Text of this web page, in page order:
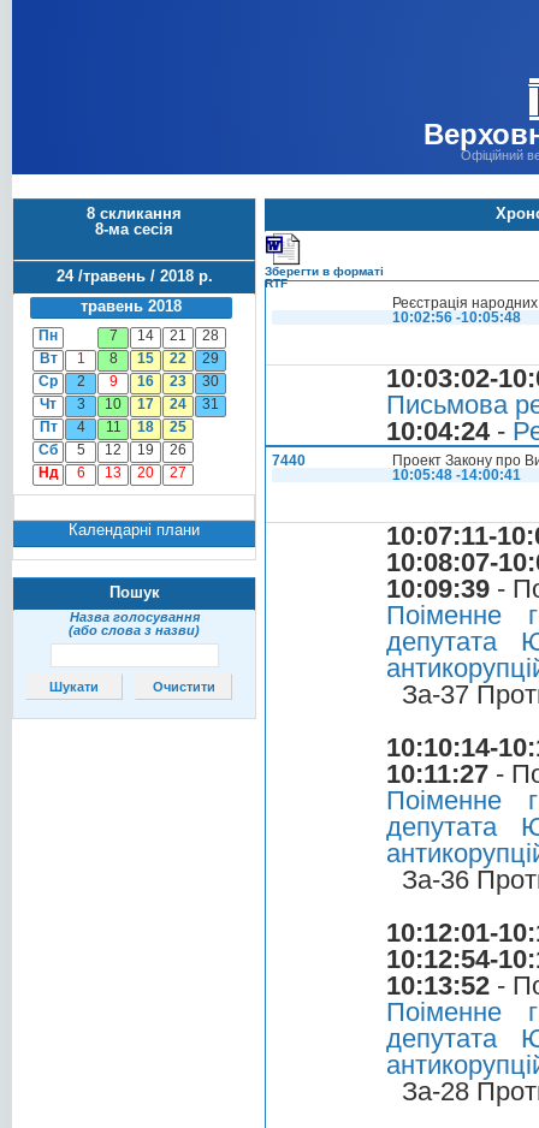
Офіційний
8 скликання
8-ма сесія
24 /травень / 2018 р.
травень 2018
Пн 7 14 21
28
Вт
1 8 15 22
29
Ср
2 9 16 23
30
Чт
3 10 17 24
31
Пт
4 11 18
25
Сб
5 12 19
26
Нд
6 13 20 27
Календарні плани
Пошук
Назва голосування
(або слова з назви)
Зберегти в форматі
RTF
Реєстрація
10:02:56 -10:05:48
10:03:02-
Письмова
10:04:24-
7440
Проект Закону про
10:05:48 -14:00:41
10:07:11-
10:08:07-
10:09:39 -
Поіменне
депутата
За-37
10:10:14-
10:11:27 -
Поіменне
депутата
За-36
10:12:01-
10:12:54-
10:13:52 -
Поіменне
депутата
За-28